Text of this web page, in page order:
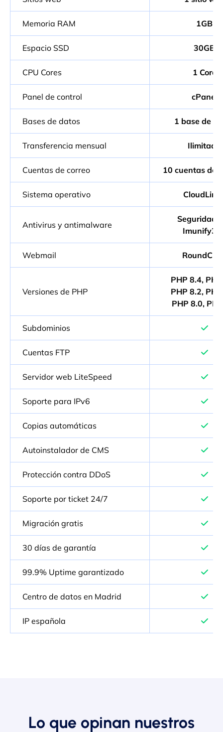
Memoria RAM 1GB
Espacio SSD 30GB
CPU Cores 1 Core
Panel de control cPanel
Bases de datos 1 base de
Transferencia mensual Ilimitada
Cuentas de correo 10 cuentas de
Sistema operativo
Antivirus y antimalware
Seguridad
Webmail
Versiones de PHP
PHP 8.4,
PHP 8.2,
PHP 8.0,
Subdominios
Cuentas FTP
Servidor web LiteSpeed
Soporte para IPv6
Copias automáticas
Autoinstalador de CMS
Protección contra DDoS
Soporte por ticket 24/7
Migración gratis
30 días de garantía
99.9% Uptime garantizado
Centro de datos en Madrid
IP española
Lo que opinan nuestros